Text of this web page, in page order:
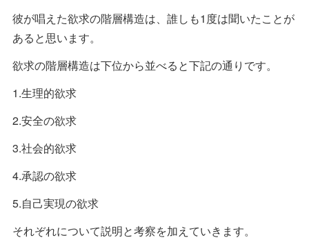
彼が唱えた欲求の階層構造は、誰しも1度は聞いたことが
あると思います。
欲求の階層構造は下位から並べると下記の通りです。
1.生理的欲求
2.安全の欲求
3.社会的欲求
4.承認の欲求
5.自己実現の欲求
それぞれについて説明と考察を加えていきます。